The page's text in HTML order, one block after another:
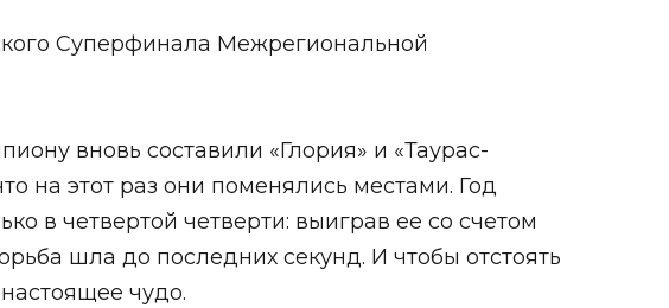
Суперфинала Межрегиональной
вновь составили «Глория» и «Таурас-
на этот раз они поменялись местами. Год
в четвертой четверти: выиграв ее со счетом
шла до последних секунд. И чтобы отстоять
чудо.